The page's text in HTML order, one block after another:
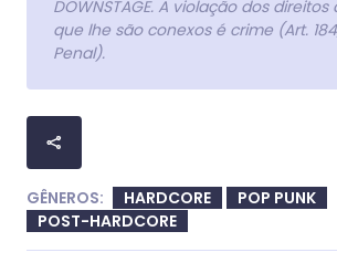
DOWNSTAGE. A violação dos
que lhe são conexos é crime (Art.
Penal).
GÊNEROS: HARDCORE
POP PUNK
POST-HARDCORE